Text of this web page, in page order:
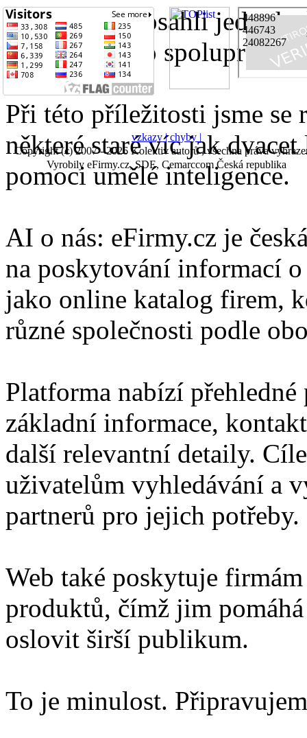
Právě jsme dosáhli
přijali nového
Při této příležitosti jsme se
některé staré víc jak
pomoci umělé inteligence.
AI o nás: eFirmy.cz je
na poskytování informací
jako online katalog firem,
různé společnosti podle
Platforma nabízí
základní informace,
další relevantní detaily.
uživatelům vyhledávání a
partnerů pro jejich potřeby.
Web také poskytuje
produktů, čímž jim
oslovit širší publikum.
To je minulost.
vzkazy |chyby |
Copyright (c) 2007 - 2026 Kolektiv autorů , všechna práva
Vyrobily eFirmy.cz, SDE, Cemarccom Česká republika